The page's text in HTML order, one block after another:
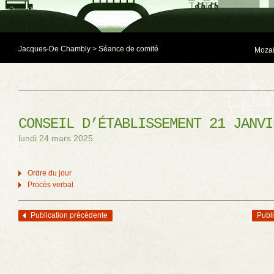
Jacques-De Chambly > Séance de comité
CONSEIL D’ÉTABLISSEMENT 21
lundi 24 mars 2025
Ordre du jour
Procès verbal
Navigation des articles
Publication précédente